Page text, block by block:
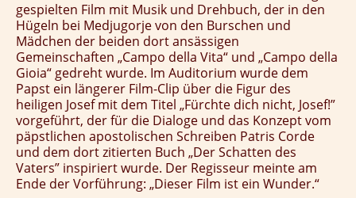
gespielten Film mit Musik und Drehbuch, der in den
Hügeln bei Medjugorje von den Burschen und
Mädchen der beiden dort ansässigen
Gemeinschaften „Campo della Vita“ und „Campo della
Gioia“ gedreht wurde. Im Auditorium wurde dem
Papst ein längerer Film-Clip über die Figur des
heiligen Josef mit dem Titel „Fürchte dich nicht, Josef!”
vorgeführt, der für die Dialoge und das Konzept vom
päpstlichen apostolischen Schreiben Patris Corde
und dem dort zitierten Buch „Der Schatten des
Vaters” inspiriert wurde. Der Regisseur meinte am
Ende der Vorführung: „Dieser Film ist ein Wunder.“